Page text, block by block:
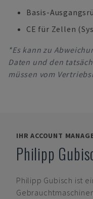
Basis-
CE für Zellen
*Es kann zu
Daten und den
müssen vom
IHR ACCOUNT
Philipp
Philipp Gubisch ist